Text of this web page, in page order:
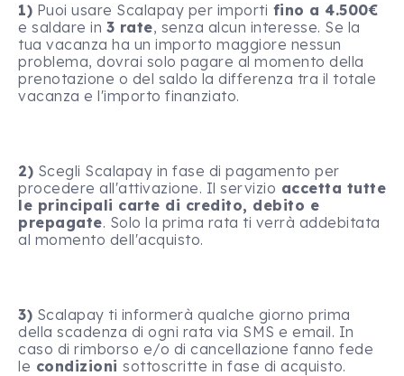
1) Puoi usare Scalapay per importi fino a 4.500€
e saldare in 3 rate, senza alcun interesse. Se la
tua vacanza ha un importo maggiore nessun
problema, dovrai solo pagare al momento della
prenotazione o del saldo la differenza tra il totale
vacanza e l'importo finanziato.
2) Scegli Scalapay in fase di pagamento per
procedere all'attivazione. Il servizio accetta tutte
le principali carte di credito, debito e
prepagate. Solo la prima rata ti verrà addebitata
al momento dell'acquisto.
3) Scalapay ti informerà qualche giorno prima
della scadenza di ogni rata via SMS e email. In
caso di rimborso e/o di cancellazione fanno fede
le condizioni sottoscritte in fase di acquisto.